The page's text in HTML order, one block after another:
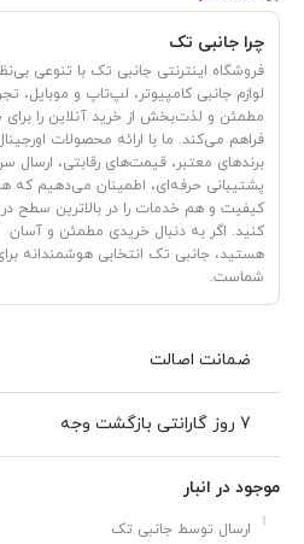
چرا جانبی تک
فروشگاه اینترنتی جانبی تک با تنوعی
لوازم جانبی کامپیوتر، لپ‌تاپ و موبایل،
مطمئن و لذت‌بخش از خرید آنلاین را برای
فراهم می‌کند. ما با ارائه محصولات
برندهای معتبر، قیمت‌های رقابتی، ارسال
پشتیبانی حرفه‌ای، اطمینان می‌دهیم که
کیفیت و هم خدمات را در بالاترین سطح
کنید. اگر به دنبال خریدی مطمئن و آسان
هستید، جانبی تک انتخابی هوشمندانه
شماست.
ضمانت اصالت
7 روز گارانتی بازگشت وجه
موجود در انبار
ارسال توسط جانبی تک